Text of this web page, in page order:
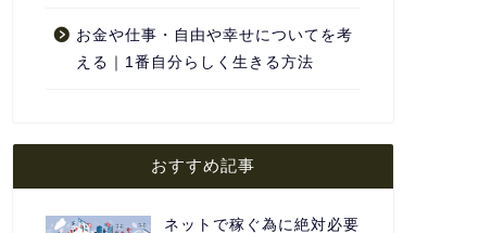
お金や仕事・自由や幸せについてを考
える｜1番自分らしく生きる方法
おすすめ記事
ネットで稼ぐ為に絶対必要